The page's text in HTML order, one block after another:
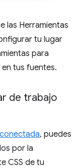
las Herramientas
tu lugar
para
tus fuentes.
de trabajo
, puedes
por la
CSS de tu